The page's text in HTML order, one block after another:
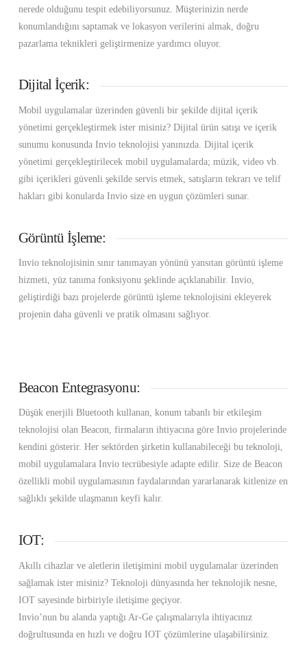
nerede olduğunu tespit edebiliyorsunuz. Müşterinizin nerde
konumlandığını saptamak ve lokasyon verilerini almak, doğru
pazarlama teknikleri geliştirmenize yardımcı oluyor.
Dijital İçerik:
Mobil uygulamalar üzerinden güvenli bir şekilde dijital içerik
yönetimi gerçekleştirmek ister misiniz? Dijital ürün satışı ve içerik
sunumu konusunda Invio teknolojisi yanınızda. Dijital içerik
yönetimi gerçekleştirilecek mobil uygulamalarda; müzik, video vb.
gibi içerikleri güvenli şekilde servis etmek, satışların tekrarı ve telif
hakları gibi konularda Invio size en uygun çözümleri sunar.
Görüntü İşleme:
Invio teknolojisinin sınır tanımayan yönünü yansıtan görüntü işleme
hizmeti, yüz tanıma fonksiyonu şeklinde açıklanabilir. Invio,
geliştirdiği bazı projelerde görüntü işleme teknolojisini ekleyerek
projenin daha güvenli ve pratik olmasını sağlıyor.
Beacon Entegrasyonu:
Düşük enerjili Bluetooth kullanan, konum tabanlı bir etkileşim
teknolojisi olan Beacon, firmaların ihtiyacına göre Invio projelerinde
kendini gösterir. Her sektörden şirketin kullanabileceği bu teknoloji,
mobil uygulamalara Invio tecrübesiyle adapte edilir. Size de Beacon
özellikli mobil uygulamasının faydalarından yararlanarak kitlenize en
sağlıklı şekilde ulaşmanın keyfi kalır.
IOT:
Akıllı cihazlar ve aletlerin iletişimini mobil uygulamalar üzerinden
sağlamak ister misiniz? Teknoloji dünyasında her teknolojik nesne,
IOT sayesinde birbiriyle iletişime geçiyor.
Invio’nun bu alanda yaptığı Ar-Ge çalışmalarıyla ihtiyacınız
doğrultusunda en hızlı ve doğru IOT çözümlerine ulaşabilirsiniz.